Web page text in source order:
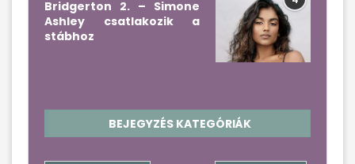
Bridgerton 2. – Simone
Ashley csatlakozik a
stábhoz
BEJEGYZÉS KATEGÓRIÁK